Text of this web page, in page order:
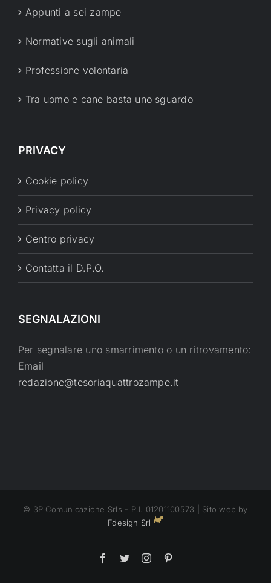
Appunti a sei zampe
Normative sugli animali
Professione volontaria
Tra uomo e cane basta uno sguardo
PRIVACY
Cookie policy
Privacy policy
Centro privacy
Contatta il D.P.O.
SEGNALAZIONI
Per segnalare uno smarrimento o un ritrovamento:
Email
redazione@tesoriaquattrozampe.it
© 3P Comunicazione Srls - P.I. 01201100573 | Sito web by
Fdesign Srl
Facebook
TwitterInstagram